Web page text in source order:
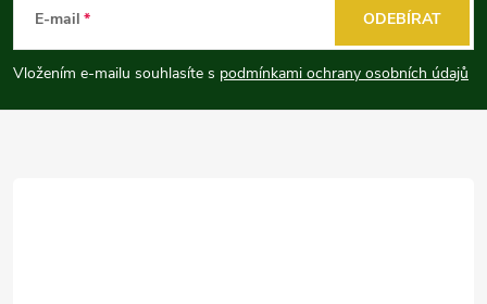
p
E-mail
Vložením e-mailu souhlasíte s podmínkami ochrany osobních údajů
ODEBÍRAT